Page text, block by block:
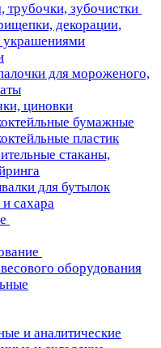
трубочки, зубочистки
декорации,
украшениями
для мороженого,
циновки
бумажные
пластик
стаканы,
для бутылок
сахара
оборудования
и аналитические